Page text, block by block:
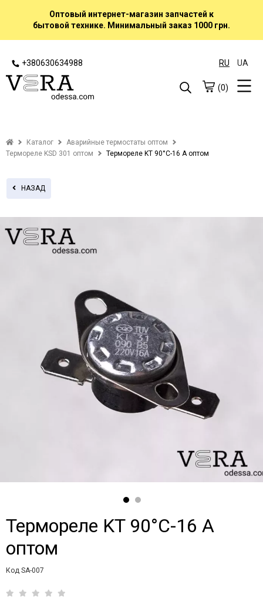
Оптовый интернет-магазин запчастей к
бытовой технике. Минимальный заказ 1000 грн.
+380630634988 RU UA
(0)
Каталог
Аварийные термостаты оптом
Термореле KSD 301 оптом
Термореле KT 90°C-16 А оптом
НАЗАД
Термореле KT 90°C-16 А
оптом
Код SA-007